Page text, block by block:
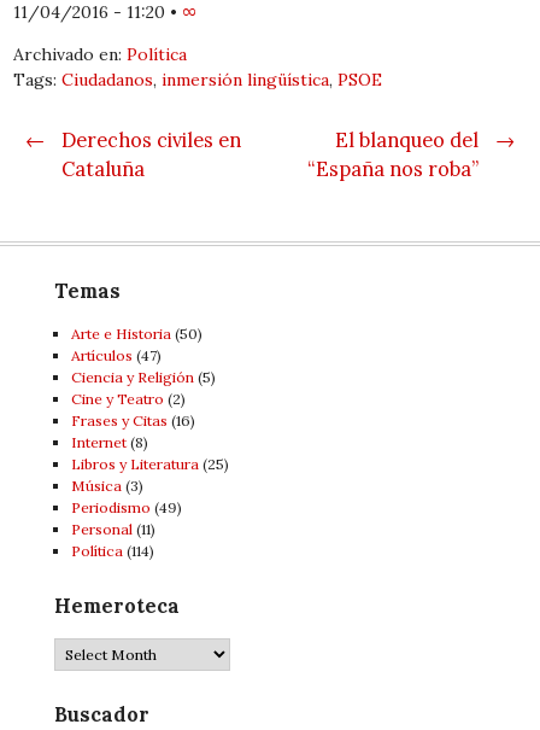
11/04/2016 - 11:20 • ∞
Archivado en:Política
Tags:Ciudadanos,inmersión lingüística,PSOE
Post navigation
←
Derechos civiles en
Cataluña
→
El blanqueo del
“España nos roba”
Temas
Arte e Historia (50)
Artí­culos (47)
Ciencia y Religión (5)
Cine y Teatro (2)
Frases y Citas (16)
Internet(8)
Libros y Literatura (25)
Música (3)
Periodismo (49)
Personal (11)
Política (114)
Hemeroteca
Hemeroteca
Buscador